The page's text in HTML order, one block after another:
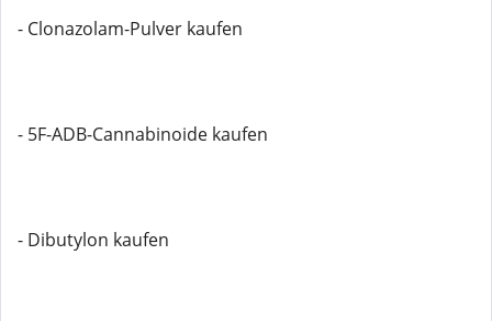
- Clonazolam-Pulver kaufen
- 5F-ADB-Cannabinoide kaufen
- Dibutylon kaufen